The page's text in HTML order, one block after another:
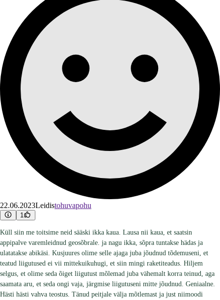
22.06.2023Leidistohuvapohu
1
Küll siin me toitsime neid sääski ikka kaua. Lausa nii kaua, et saatsin
appipalve varemleidnud geosõbrale. ja nagu ikka, sõpra tuntakse hädas ja
ulatatakse abikäsi. Kusjuures olime selle ajaga juba jõudnud tõdemuseni, et
teatud liigutused ei vii mittekuikuhugi, et siin mingi raketiteadus. Hiljem
selgus, et olime seda õiget liigutust mõlemad juba vähemalt korra teinud, aga
saamata aru, et seda ongi vaja, järgmise liigutuseni mitte jõudnud. Geniaalne.
Hästi hästi vahva teostus. Tänud peitjale välja mõtlemast ja just niimoodi